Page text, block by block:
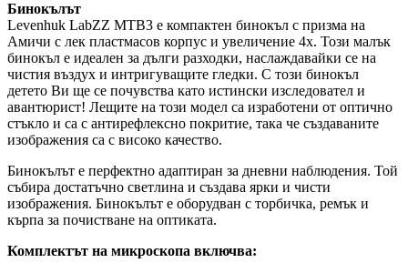
Бинокълът
Levenhuk LabZZ MTB3 е компактен бинокъл с призма на
Амичи с лек пластмасов корпус и увеличение 4x. Този малък
бинокъл е идеален за дълги разходки, наслаждавайки се на
чистия въздух и интригуващите гледки. С този бинокъл
детето Ви ще се почувства като истински изследовател и
авантюрист! Лещите на този модел са изработени от оптично
стъкло и са с антирефлексно покритие, така че създаваните
изображения са с високо качество.
Бинокълът е перфектно адаптиран за дневни наблюдения. Той
събира достатъчно светлина и създава ярки и чисти
изображения. Бинокълът е оборудван с торбичка, ремък и
кърпа за почистване на оптиката.
Комплектът на микроскопа включва: